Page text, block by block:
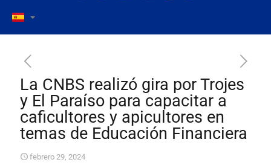
La CNBS realizó gira por Trojes
y El Paraíso para capacitar a
caficultores y apicultores en
temas de Educación Financiera
febrero 29, 2024